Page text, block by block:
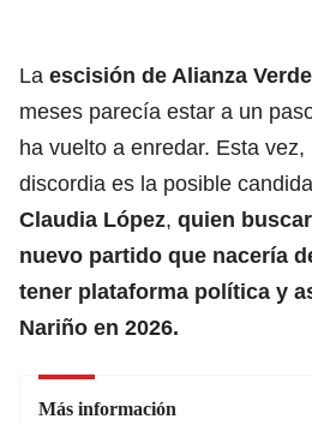
La escisión de Alianza
meses parecía estar a un
ha vuelto a enredar. Esta
discordia es la posible
Claudia López, quien
nuevo partido que nacería
tener plataforma política y
Nariño en 2026.
Más información